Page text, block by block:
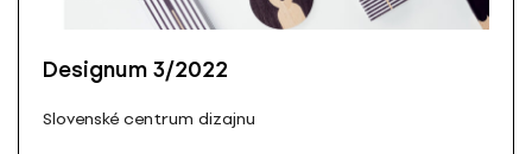
Designum 3/2022
Slovenské centrum dizajnu